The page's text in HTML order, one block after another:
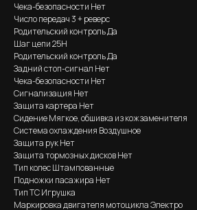
Чека-безопасности Нет
Число передач 3 + реверс
Родительский контроль Да
Шаг цепи 25H
Родительский контроль Да
Задний стоп-сигнал Нет
Чека-безопасности Нет
Сигнализация Нет
Защита картера Нет
Сидение Мягкое, обшивка из кожзаменителя
Система охлаждения Воздушное
Защита рук Нет
Защита тормозных дисков Нет
Тип колес Штампованные
Подножки пасажира Нет
Тип ТС Игрушка
Маркировка двигателя мотоцикла Электро